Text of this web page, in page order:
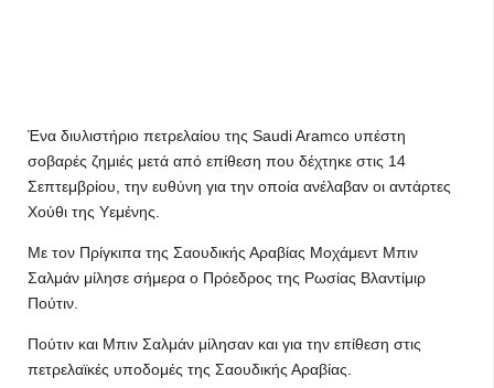
Ένα διυλιστήριο πετρελαίου της Saudi Aramco υπέστη
σοβαρές ζημιές μετά από επίθεση που δέχτηκε στις 14
Σεπτεμβρίου, την ευθύνη για την οποία ανέλαβαν οι αντάρτες
Χούθι της Υεμένης.
Με τον Πρίγκιπα της Σαουδικής Αραβίας Μοχάμεντ Μπιν
Σαλμάν μίλησε σήμερα ο Πρόεδρος της Ρωσίας Βλαντίμιρ
Πούτιν.
Πούτιν και Μπιν Σαλμάν μίλησαν και για την επίθεση στις
πετρελαϊκές υποδομές της Σαουδικής Αραβίας.